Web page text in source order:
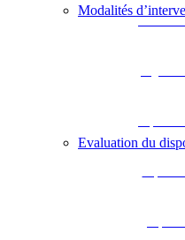
Modalités
Evaluation du
DREAL